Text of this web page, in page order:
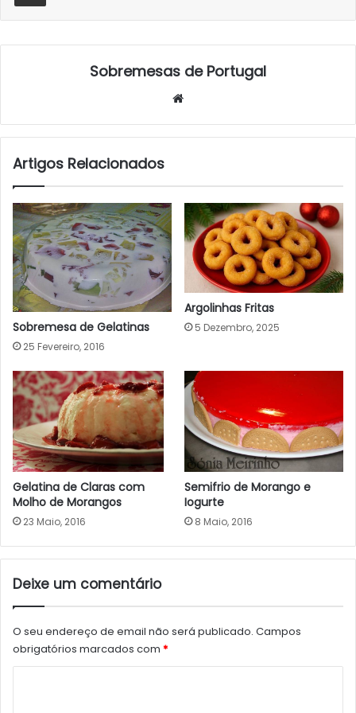
Sobremesas de Portugal
Artigos Relacionados
Sobremesa de Gelatinas
25 Fevereiro, 2016
Argolinhas Fritas
5 Dezembro, 2025
Gelatina de Claras com
Molho de Morangos
23 Maio, 2016
Semifrio de Morango e
Iogurte
8 Maio, 2016
Deixe um comentário
O seu endereço de email não será publicado. Campos
obrigatórios marcados com *